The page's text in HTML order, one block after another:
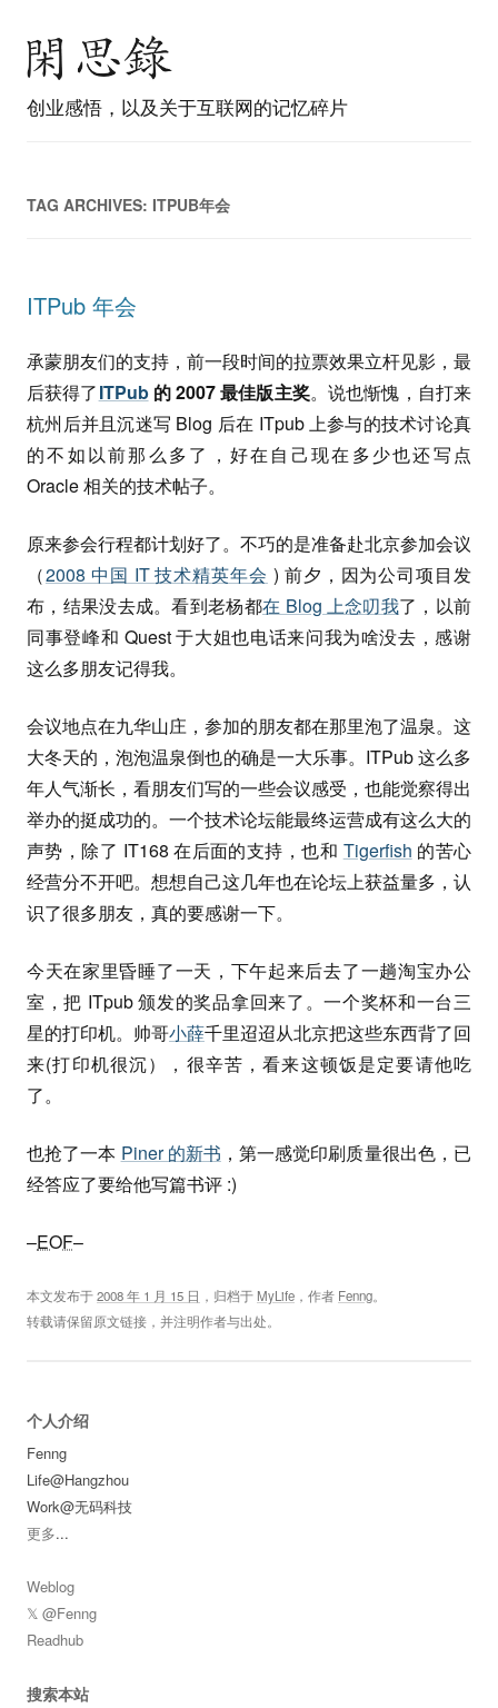
创业感悟，以及关于互联网的记忆碎片
TAG ARCHIVES: ITPUB年会
ITPub 年会
承蒙朋友们的支持，前一段时间的拉票效果立杆见影，最
后获得了ITPub的 2007 最佳版主奖。说也惭愧，自打来
杭州后并且沉迷写 Blog 后在 ITpub 上参与的技术讨论真
的不如以前那么多了，好在自己现在多少也还写点
Oracle 相关的技术帖子。
原来参会行程都计划好了。不巧的是准备赴北京参加会议
（2008 中国 IT 技术精英年会 ) 前夕，因为公司项目发
布，结果没去成。看到老杨都在 Blog 上念叨我了，以前
同事登峰和 Quest 于大姐也电话来问我为啥没去，感谢
这么多朋友记得我。
会议地点在九华山庄，参加的朋友都在那里泡了温泉。这
大冬天的，泡泡温泉倒也的确是一大乐事。ITPub 这么多
年人气渐长，看朋友们写的一些会议感受，也能觉察得出
举办的挺成功的。一个技术论坛能最终运营成有这么大的
声势，除了 IT168 在后面的支持，也和 Tigerfish 的苦心
经营分不开吧。想想自己这几年也在论坛上获益量多，认
识了很多朋友，真的要感谢一下。
今天在家里昏睡了一天，下午起来后去了一趟淘宝办公
室，把 ITpub 颁发的奖品拿回来了。一个奖杯和一台三
星的打印机。帅哥小薛千里迢迢从北京把这些东西背了回
来(打印机很沉），很辛苦，看来这顿饭是定要请他吃
了。
也抢了一本 Piner 的新书 ，第一感觉印刷质量很出色，已
经答应了要给他写篇书评 :)
–EOF–
本文发布于2008 年 1 月 15 日 ，归档于 MyLife ，作者 Fenng。
转载请保留原文链接，并注明作者与出处。
个人介绍
Fenng
Life@Hangzhou
Work@无码科技
更多...
Weblog
𝕏 @Fenng
Readhub
搜索本站